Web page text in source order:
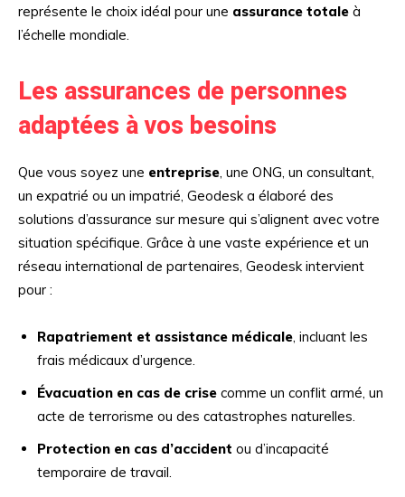
représente le choix idéal pour une assurance totale à
l’échelle mondiale.
Les assurances de personnes
adaptées à vos besoins
Que vous soyez une entreprise, une ONG, un consultant,
un expatrié ou un impatrié, Geodesk a élaboré des
solutions d’assurance sur mesure qui s’alignent avec votre
situation spécifique. Grâce à une vaste expérience et un
réseau international de partenaires, Geodesk intervient
pour :
Rapatriement et assistance médicale, incluant les
frais médicaux d’urgence.
Évacuation en cas de crise comme un conflit armé, un
acte de terrorisme ou des catastrophes naturelles.
Protection en cas d’accident ou d’incapacité
temporaire de travail.